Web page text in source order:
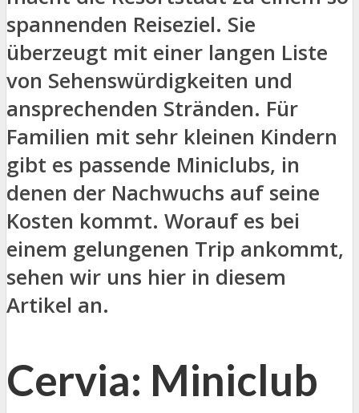
spannenden Reiseziel. Sie
überzeugt mit einer langen Liste
von Sehenswürdigkeiten und
ansprechenden Stränden. Für
Familien mit sehr kleinen Kindern
gibt es passende Miniclubs, in
denen der Nachwuchs auf seine
Kosten kommt. Worauf es bei
einem gelungenen Trip ankommt,
sehen wir uns hier in diesem
Artikel an.
Cervia: Miniclub